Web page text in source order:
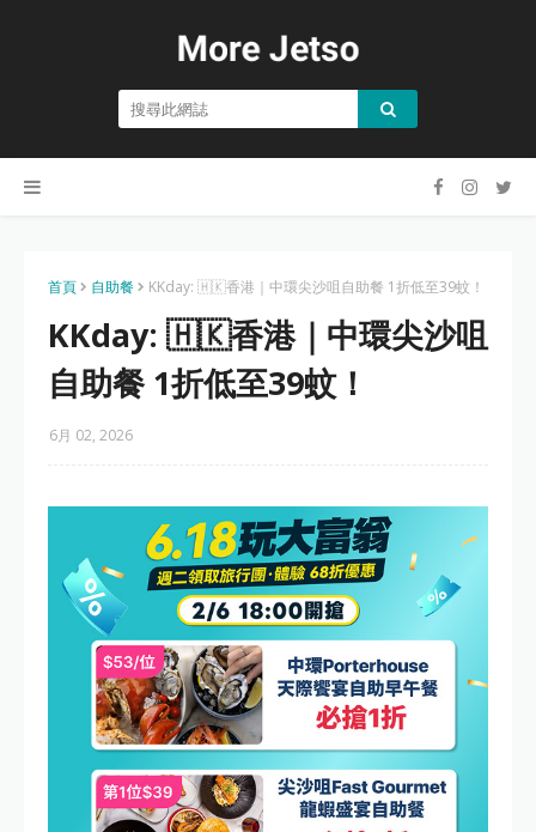
首頁 自助餐 KKday: 🇭🇰香港｜中環尖沙咀自助餐 1折低至39蚊！
KKday: 🇭🇰香港｜中環尖沙咀
自助餐 1折低至39蚊！
6月 02, 2026